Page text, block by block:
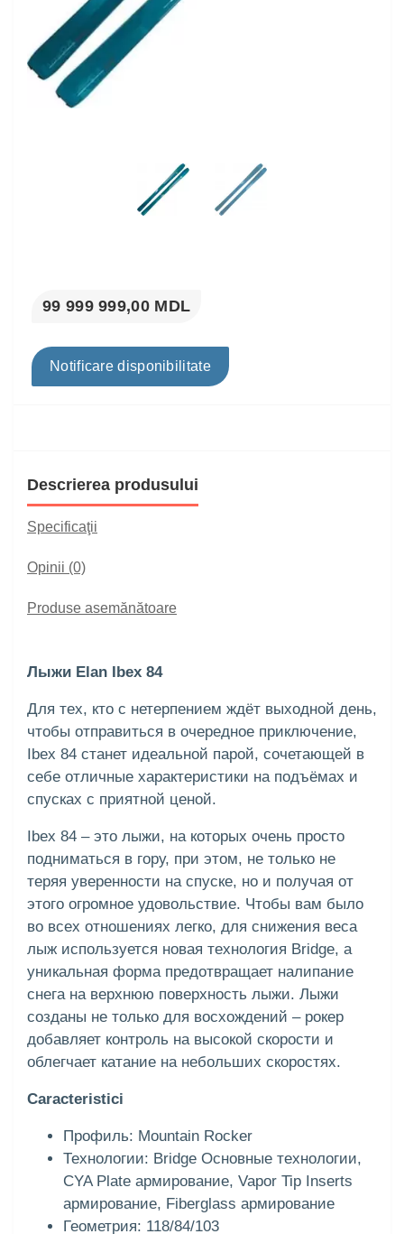
99 999 999,00 MDL
Notificare disponibilitate
Descrierea produsului
Specificaţii
Opinii (0)
Produse asemănătoare
Лыжи Elan Ibex 84
Для тех, кто с нетерпением ждёт выходной день,
чтобы отправиться в очередное приключение,
Ibex 84 станет идеальной парой, сочетающей в
себе отличные характеристики на подъёмах и
спусках с приятной ценой.
Ibex 84 – это лыжи, на которых очень просто
подниматься в гору, при этом, не только не
теряя уверенности на спуске, но и получая от
этого огромное удовольствие. Чтобы вам было
во всех отношениях легко, для снижения веса
лыж используется новая технология Bridge, а
уникальная форма предотвращает налипание
снега на верхнюю поверхность лыжи. Лыжи
созданы не только для восхождений – рокер
добавляет контроль на высокой скорости и
облегчает катание на небольших скоростях.
Caracteristici
Профиль: Mountain Rocker
Технологии: Bridge Основные технологии,
CYA Plate армирование, Vapor Tip Inserts
армирование, Fiberglass армирование
Геометрия: 118/84/103